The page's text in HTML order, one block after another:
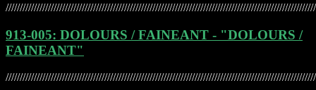
//////////////////////////////////////////////////////////////////////////////////////////////////////////////
913-005: DOLOURS / FAINEANT - "DOLOURS /
FAINEANT"
//////////////////////////////////////////////////////////////////////////////////////////////////////////////